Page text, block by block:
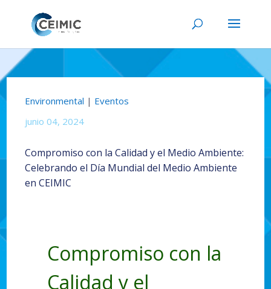
Environmental | Eventos
junio 04, 2024
Compromiso con la Calidad y el Medio Ambiente:
Celebrando el Día Mundial del Medio Ambiente
en CEIMIC
Compromiso con la
Calidad y el